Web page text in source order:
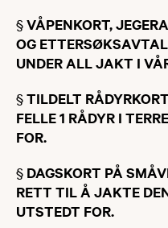
§VÅPENKORT,
OG
UNDER ALL JAKT I
§TILDELT
FELLE 1 RÅDYR I
FOR.
§ ​DAGSKORT PÅ
RETT TIL Å JAKTE
UTSTEDT FOR.